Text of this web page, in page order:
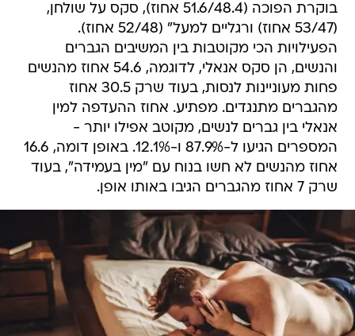
בוקרת הפוכה (51.6/48.4 אחוז), סקס על שולחן,
(53/47 אחוז) ורגליים למעל" (52/48 אחוז).
הפעילויות הכי מקוטבות בין המשיבים הגברים
והנשים, הן סקס אנאלי, לדוגמה, 54.6 אחוז מהנשים
פחות מעוניינות לנסות, בעוד שרק 30.5 אחוז
מהגברים מתנגדים. מפתיע. אחוז ההעדפה למין
אנאלי בין גברים לנשים, מקוטב אפילו יותר -
המספרים הגיעו ל-87.9% ו-12.1%. באופן דומה, 16.6
אחוז מהנשים לא חשו בנוח עם "מין בעמידה", בעוד
שרק 7 אחוז מהגברים הגיבו באותו אופן.